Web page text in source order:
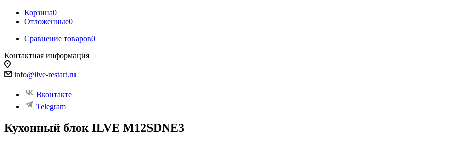
Корзина0
Отложенные0
Сравнение товаров0
Контактная информация
info@ilve-restart.ru
Вконтакте
Telegram
Кухонный блок ILVE M12SDNE3